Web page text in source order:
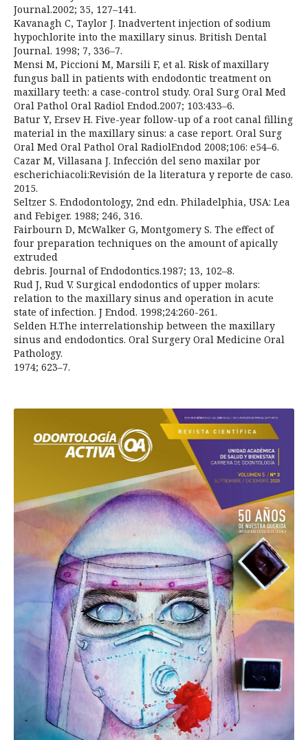
Journal.2002; 35, 127–141.
Kavanagh C, Taylor J. Inadvertent injection of sodium
hypochlorite into the maxillary sinus. British Dental
Journal. 1998; 7, 336–7.
Mensi M, Piccioni M, Marsili F, et al. Risk of maxillary
fungus ball in patients with endodontic treatment on
maxillary teeth: a case-control study. Oral Surg Oral Med
Oral Pathol Oral Radiol Endod.2007; 103:433–6.
Batur Y, Ersev H. Five-year follow-up of a root canal filling
material in the maxillary sinus: a case report. Oral Surg
Oral Med Oral Pathol Oral RadiolEndod 2008;106: e54–6.
Cazar M, Villasana J. Infección del seno maxilar por
escherichiacoli:Revisión de la literatura y reporte de caso.
2015.
Seltzer S. Endodontology, 2nd edn. Philadelphia, USA: Lea
and Febiger. 1988; 246, 316.
Fairbourn D, McWalker G, Montgomery S. The effect of
four preparation techniques on the amount of apically
extruded
debris. Journal of Endodontics.1987; 13, 102–8.
Rud J, Rud V. Surgical endodontics of upper molars:
relation to the maxillary sinus and operation in acute
state of infection. J Endod. 1998;24:260-261.
Selden H.The interrelationship between the maxillary
sinus and endodontics. Oral Surgery Oral Medicine Oral
Pathology.
1974; 623–7.